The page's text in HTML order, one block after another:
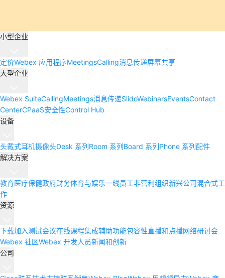
小型企业
定价Webex 应用程序MeetingsCalling消息传递屏幕共享
大型企业
Webex SuiteCallingMeetings消息传递SlidoWebinarsEventsContact
CenterCPaaS安全性Control Hub
设备
头戴式耳机摄像头Desk 系列Room 系列Board 系列Phone 系列配件
解决方案
教育医疗保健政府财务体育与娱乐一线员工非营利组织新兴公司混合式工
作
资源
下载加入测试会议在线课程集成辅助功能包容性直播和点播网络研讨会
Webex 社区Webex 开发人员新闻和创新
公司